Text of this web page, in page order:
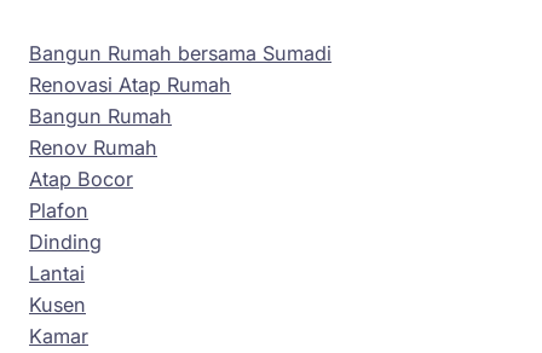
Bangun Rumah bersama Sumadi
Renovasi Atap Rumah
Bangun Rumah
Renov Rumah
Atap Bocor
Plafon
Dinding
Lantai
Kusen
Kamar